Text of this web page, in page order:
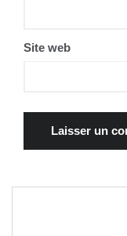
Site web